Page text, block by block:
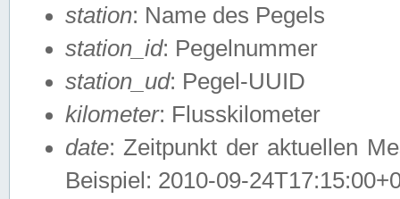
station: Name des Pegels
station_id: Pegelnummer
station_ud: Pegel-UUID
kilometer: Flusskilometer
date: Zeitpunkt der aktuellen
Beispiel: 2010-09-